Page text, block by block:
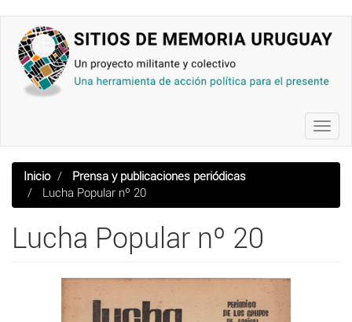
contenido
principal
Inicio
Prensa y publicaciones periódicas
Lucha Popular nº 20
Lucha Popular nº 20